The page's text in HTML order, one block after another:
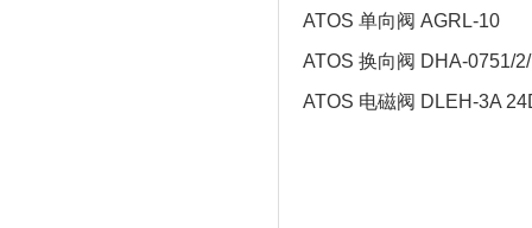
ATOS 单向阀 AGRL-10
ATOS 换向阀 DHA-0751/
ATOS 电磁阀 DLEH-3A